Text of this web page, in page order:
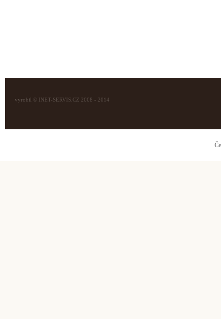
vyrobil © INET-SERVIS.CZ 2008 - 2014